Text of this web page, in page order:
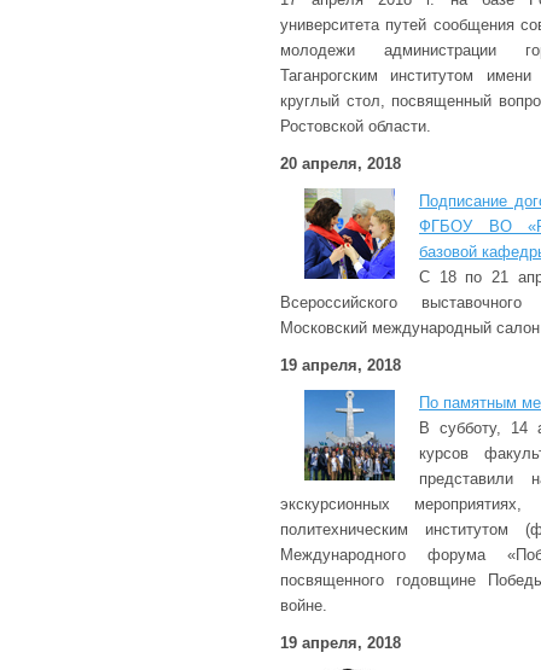
университета путей сообщения
молодежи администрации
Таганрогским институтом
круглый стол, посвященный
Ростовской области.
20 апреля, 2018
Подписание
ФГБОУ ВО
базовой
С 18 по 21
Всероссийского
Московский международный
19 апреля, 2018
По памятным
В субботу, 14
курсов
экскурсионных мероприятиях,
политехническим
Международного форума
посвященного годовщине
войне.
19 апреля, 2018